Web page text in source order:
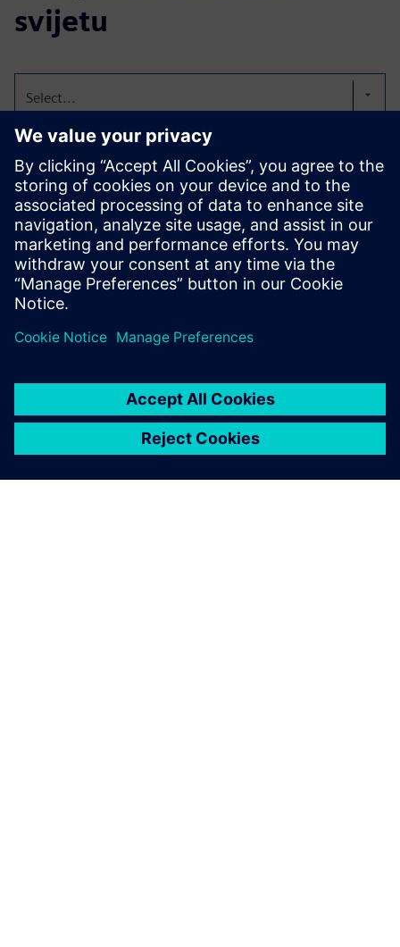
svijetu
Select...
GMP proizvodnja
Snimite svoje proizvodne i komunalne sustave za
prikupljanje podataka usklađenih s GMP-om na FL-EMS flex.
Može se integrirati putem svih uobičajenih sučelja kako bi
vam dao pregled vašeg objekta.